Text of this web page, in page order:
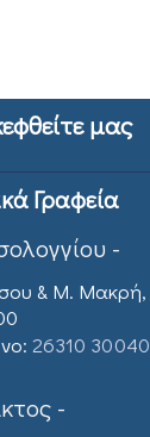
μας
Γραφεία
-
& Μ. Μακρή,
26310 30040
-